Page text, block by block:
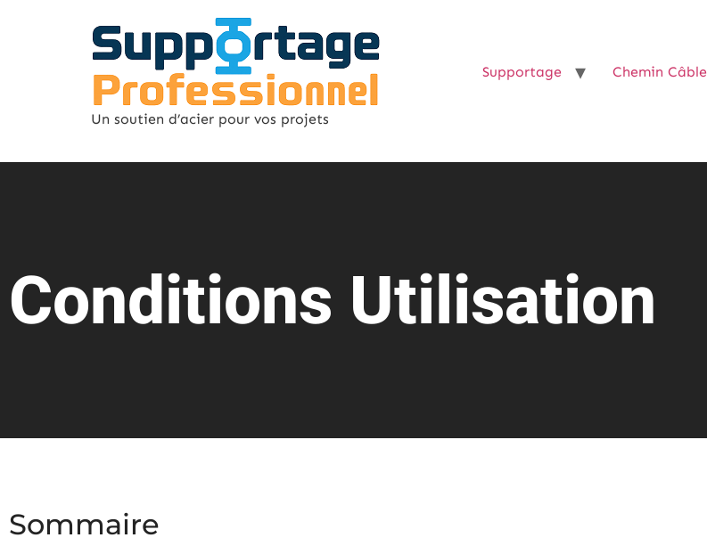
Un soutien d’acier pour vos projets
Supportage Chemin Câble
Conditions Utilisation
Sommaire